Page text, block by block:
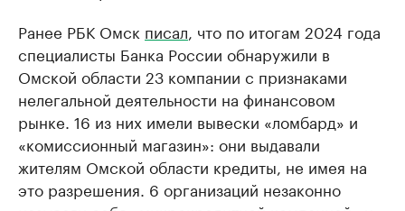
Ранее РБК Омск писал, что по итогам 2024 года
специалисты Банка России обнаружили в
Омской области 23 компании с признаками
нелегальной деятельности на финансовом
рынке. 16 из них имели вывески «ломбард» и
«комиссионный магазин»: они выдавали
жителям Омской области кредиты, не имея на
это разрешения. 6 организаций незаконно